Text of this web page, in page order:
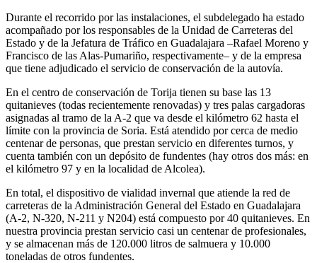
Durante el recorrido por las instalaciones, el subdelegado ha estado
acompañado por los responsables de la Unidad de Carreteras del
Estado y de la Jefatura de Tráfico en Guadalajara –Rafael Moreno y
Francisco de las Alas-Pumariño, respectivamente– y de la empresa
que tiene adjudicado el servicio de conservación de la autovía.
En el centro de conservación de Torija tienen su base las 13
quitanieves (todas recientemente renovadas) y tres palas cargadoras
asignadas al tramo de la A-2 que va desde el kilómetro 62 hasta el
límite con la provincia de Soria. Está atendido por cerca de medio
centenar de personas, que prestan servicio en diferentes turnos, y
cuenta también con un depósito de fundentes (hay otros dos más: en
el kilómetro 97 y en la localidad de Alcolea).
En total, el dispositivo de vialidad invernal que atiende la red de
carreteras de la Administración General del Estado en Guadalajara
(A-2, N-320, N-211 y N204) está compuesto por 40 quitanieves. En
nuestra provincia prestan servicio casi un centenar de profesionales,
y se almacenan más de 120.000 litros de salmuera y 10.000
toneladas de otros fundentes.